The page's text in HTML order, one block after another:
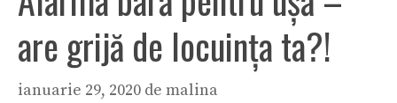
are grijă de locuința ta?!
ianuarie 29, 2020 de malina